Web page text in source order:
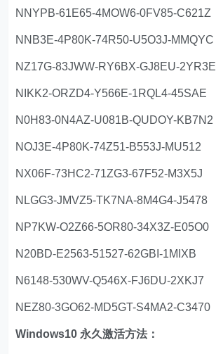
NNYPB-61E65-4MOW6-0FV85-C621Z
NNB3E-4P80K-74R50-U5O3J-MMQYC
NZ17G-83JWW-RY6BX-GJ8EU-2YR3E
NIKK2-ORZD4-Y566E-1RQL4-45SAE
N0H83-0N4AZ-U081B-QUDOY-KB7N2
NOJ3E-4P80K-74Z51-B553J-MU512
NX06F-73HC2-71ZG3-67F52-M3X5J
NLGG3-JMVZ5-TK7NA-8M4G4-J5478
NP7KW-O2Z66-5OR80-34X3Z-E05O0
N20BD-E2563-51527-62GBI-1MIXB
N6148-530WV-Q546X-FJ6DU-2XKJ7
NEZ80-3GO62-MD5GT-S4MA2-C3470
Windows10 永久激活方法：